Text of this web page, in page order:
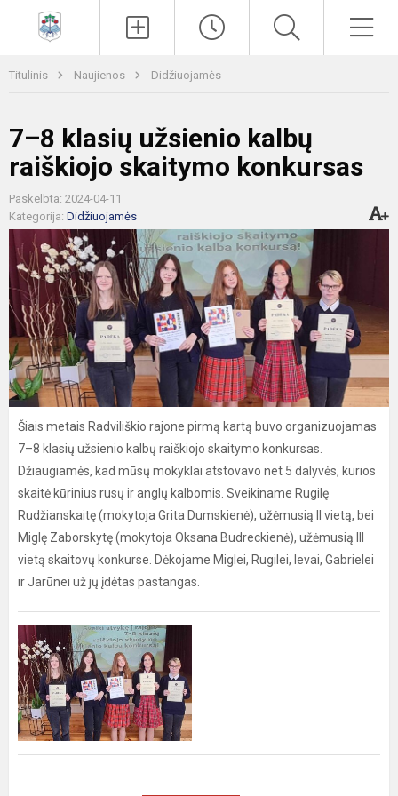
Titulinis Naujienos Didžiuojamės
7–8 klasių užsienio kalbų
raiškiojo skaitymo konkursas
Paskelbta: 2024-04-11
Kategorija: Didžiuojamės
Šiais metais Radviliškio rajone pirmą kartą buvo organizuojamas
7–8 klasių užsienio kalbų raiškiojo skaitymo konkursas.
Džiaugiamės, kad mūsų mokyklai atstovavo net 5 dalyvės, kurios
skaitė kūrinius rusų ir anglų kalbomis. Sveikiname Rugilę
Rudžianskaitę (mokytoja Grita Dumskienė), užėmusią II vietą, bei
Miglę Zaborskytę (mokytoja Oksana Budreckienė), užėmusią III
vietą skaitovų konkurse. Dėkojame Miglei, Rugilei, Ievai, Gabrielei
ir Jarūnei už jų įdėtas pastangas.